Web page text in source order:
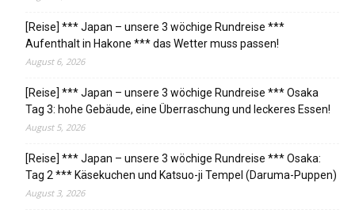
[Reise] *** Japan – unsere 3 wöchige Rundreise ***
Aufenthalt in Hakone *** das Wetter muss passen!
August 6, 2026
[Reise] *** Japan – unsere 3 wöchige Rundreise *** Osaka
Tag 3: hohe Gebäude, eine Überraschung und leckeres Essen!
August 5, 2026
[Reise] *** Japan – unsere 3 wöchige Rundreise *** Osaka:
Tag 2 *** Käsekuchen und Katsuo-ji Tempel (Daruma-Puppen)
August 3, 2026